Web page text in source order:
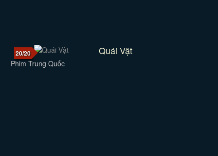
20/20 Quái Vật
Phim Trung Quốc